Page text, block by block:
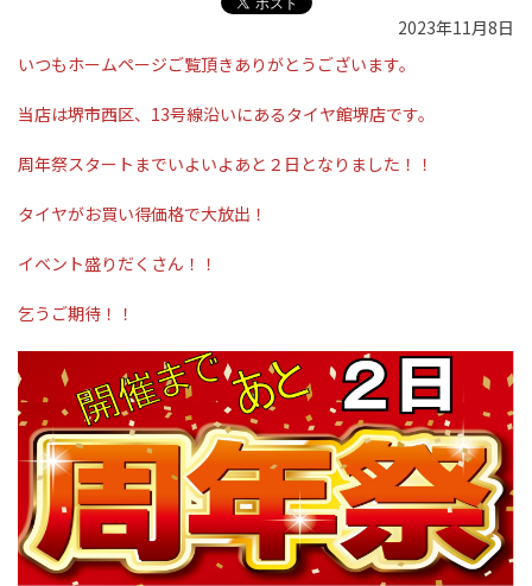
2023年11月8日
いつもホームページご覧頂きありがとうございます。
当店は堺市西区、13号線沿いにあるタイヤ館堺店です。
周年祭スタートまでいよいよあと２日となりました！！
タイヤがお買い得価格で大放出！
イベント盛りだくさん！！
乞うご期待！！